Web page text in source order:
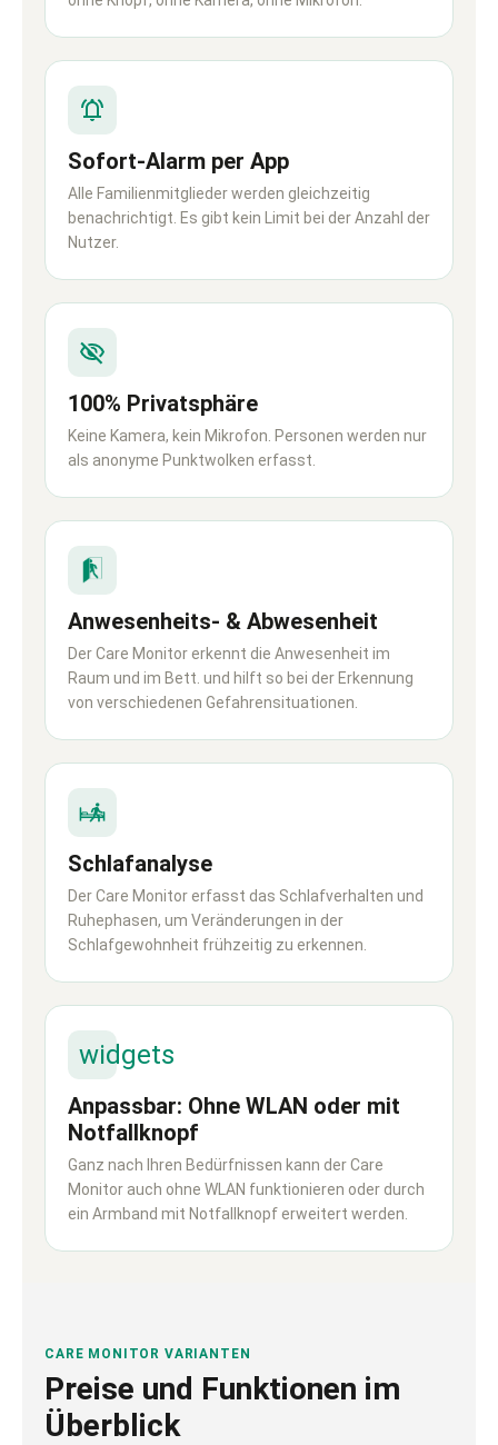
Sofort-Alarm per App
Alle Familienmitglieder werden gleichzeitig
benachrichtigt. Es gibt kein Limit bei der Anzahl der
Nutzer.
100% Privatsphäre
Keine Kamera, kein Mikrofon. Personen werden nur
als anonyme Punktwolken erfasst.
Anwesenheits- & Abwesenheit
Der Care Monitor erkennt die Anwesenheit im
Raum und im Bett. und hilft so bei der Erkennung
von verschiedenen Gefahrensituationen.
Schlafanalyse
Der Care Monitor erfasst das Schlafverhalten und
Ruhephasen, um Veränderungen in der
Schlafgewohnheit frühzeitig zu erkennen.
widgets
Anpassbar: Ohne WLAN oder mit
Notfallknopf
Ganz nach Ihren Bedürfnissen kann der Care
Monitor auch ohne WLAN funktionieren oder durch
ein Armband mit Notfallknopf erweitert werden.
CARE MONITOR VARIANTEN
Preise und Funktionen im
Überblick